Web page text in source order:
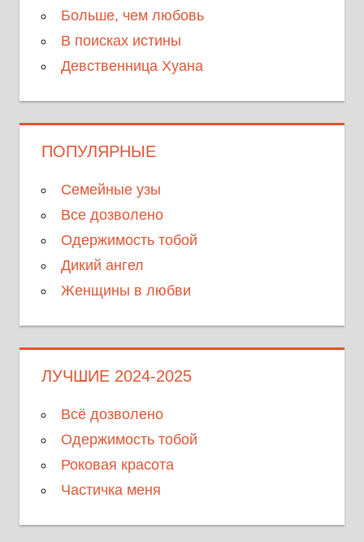
Больше, чем любовь
В поисках истины
Девственница Хуана
ПОПУЛЯРНЫЕ
Семейные узы
Все дозволено
Одержимость тобой
Дикий ангел
Женщины в любви
ЛУЧШИЕ 2024-2025
Всё дозволено
Одержимость тобой
Роковая красота
Частичка меня